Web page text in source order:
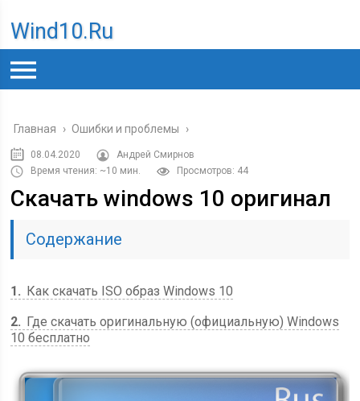
Wind10.ru
Главная › Ошибки и проблемы ›
08.04.2020
Андрей Смирнов
Время чтения: ~10 мин.
Просмотров: 44
Скачать windows 10 оригинал
Содержание
1
Как скачать ISO образ Windows 10
2
Где скачать оригинальную (официальную) Windows
10 бесплатно